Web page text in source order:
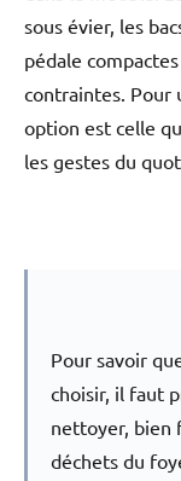
sous évier, les
pédale
contraintes. Pour
option est celle
les gestes du
Pour savoir
choisir, il faut
nettoyer, bien
déchets du